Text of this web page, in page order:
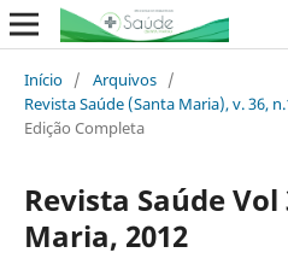
Início / Arquivos /
Revista Saúde (Santa Maria), v. 36,
Edição Completa
Revista Saúde Vol
Maria, 2012